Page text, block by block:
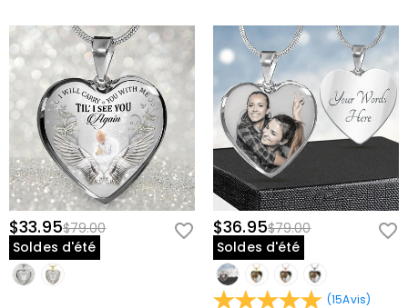
fonctionnent le mieux pour les détails et la ressemblance.
Choisissez Votre Métal : Décidez entre l'argent ou l'or pour compléter
votre style quotidien.
Sélectionnez Votre Taille :Choisissez la longueur qui vous convient.
Vérifiez les Détails :Vérifiez que les traits de votre animal sont
capturés avec précision avant de finaliser votre commande.
Confirmez et Commandez :
Finalisez votre achat en sachant que
votre souvenir personnalisé est en route.
Caractéristiques du Produit et Artisanat
Gravure Détaillée de l'Animal :
Chaque pendentif est
soigneusement gravé avec les traits faciaux uniques et l'expression
de votre animal pour une ressemblance fidèle à la vie.
$33.95$79.00
Soldes d'été
$36.95$79.00
Soldes d'été
(15Avis)